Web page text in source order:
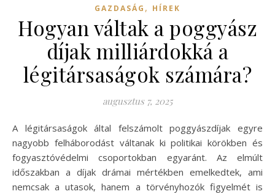
GAZDASÁG , HÍREK
Hogyan váltak a poggyász
díjak milliárdokká a
légitársaságok számára?
augusztus 7, 2025
A légitársaságok által felszámolt poggyászdíjak egyre
nagyobb felháborodást váltanak ki politikai körökben és
fogyasztóvédelmi csoportokban egyaránt. Az elmúlt
időszakban a díjak drámai mértékben emelkedtek, ami
nemcsak a utasok, hanem a törvényhozók figyelmét is